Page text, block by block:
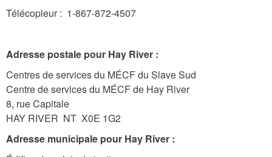
Télécopieur : 1-867-872-4507
Adresse postale pour Hay River :
Centres de services du MÉCF du Slave Sud
Centre de services du MÉCF de Hay River
8, rue Capitale
HAY RIVER NT X0E 1G2
Adresse municipale pour Hay River :